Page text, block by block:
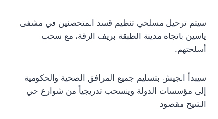
سيتم ترحيل مسلحي تنظيم قسد المتحصنين في مشفى
ياسين باتجاه مدينة الطبقة بريف الرقة، مع سحب
أسلحتهم.
سيبدأ الجيش بتسليم جميع المرافق الصحية والحكومية
إلى مؤسسات الدولة وينسحب تدريجياً من شوارع حي
الشيخ مقصود